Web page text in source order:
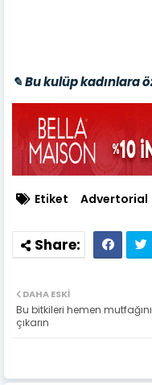
✎ Bu kulüp kadınlara
Etiket Advertorial
DAHA ESKI
Bu bitkileri hemen
çıkarın